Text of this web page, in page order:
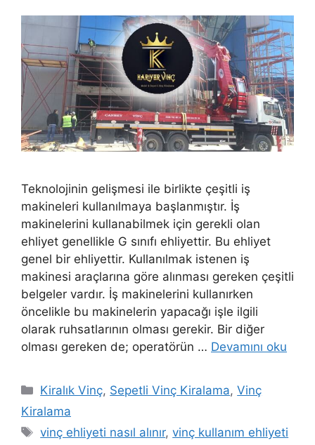
Teknolojinin gelişmesi ile birlikte çeşitli iş
makineleri kullanılmaya başlanmıştır. İş
makinelerini kullanabilmek için gerekli olan
ehliyet genellikle G sınıfı ehliyettir. Bu ehliyet
genel bir ehliyettir. Kullanılmak istenen iş
makinesi araçlarına göre alınması gereken çeşitli
belgeler vardır. İş makinelerini kullanırken
öncelikle bu makinelerin yapacağı işle ilgili
olarak ruhsatlarının olması gerekir. Bir diğer
olması gereken de; operatörün … Devamını oku
Kategoriler
Kiralık Vinç, Sepetli Vinç Kiralama,Vinç
Kiralama
Etiketler
vinç ehliyeti nasıl alınır,vinç kullanım ehliyeti